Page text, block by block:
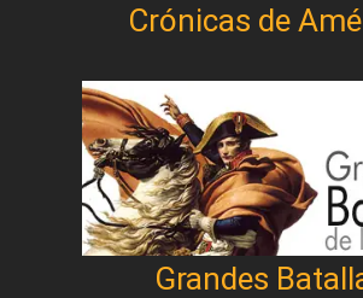
Crónicas de
Grandes